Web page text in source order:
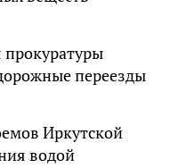
прокуратуры
переезды
Иркутской
водой